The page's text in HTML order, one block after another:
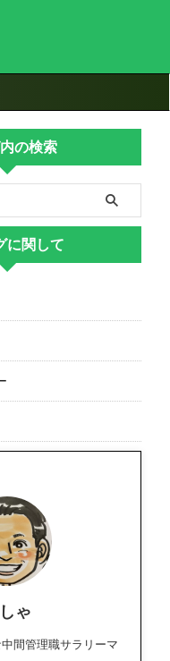
の検索
に関して
ゃ
間管理職サラリーマ